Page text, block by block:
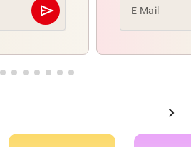
send
Abschicken E-Mail
chevron_right